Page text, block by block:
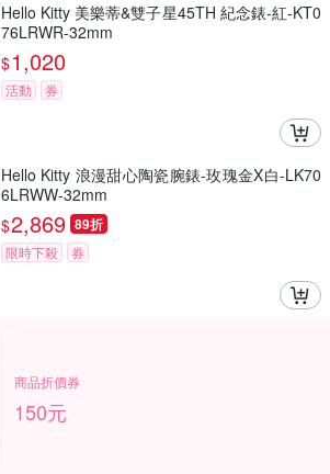
Hello Kitty 美樂蒂&雙子星45TH 紀念錶-紅-KT0
76LRWR-32mm
$1,020
活動 券
Hello Kitty 浪漫甜心陶瓷腕錶-玫瑰金X白-LK70
6LRWW-32mm
$2,869 89折
限時下殺 券
商品折價券
150元